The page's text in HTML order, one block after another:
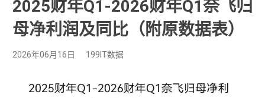
2025财年Q1-2026财年Q1奈飞归
母净利润及同比（附原数据表） ​​​
2026年06月16日 199IT数据